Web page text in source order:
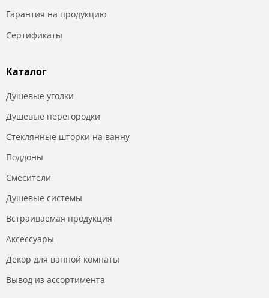
Гарантия на продукцию
Сертификаты
Каталог
Душевые уголки
Душевые перегородки
Стеклянные шторки на ванну
Поддоны
Смесители
Душевые системы
Встраиваемая продукция
Аксессуары
Декор для ванной комнаты
Вывод из ассортимента